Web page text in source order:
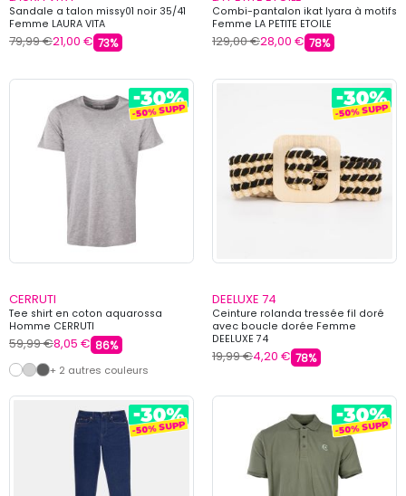
Sandale a talon missy01 noir 35/41
Femme LAURA VITA
79,99 €21,00 € 73%
Combi-pantalon ikat lyara à motifs
Femme LA PETITE ETOILE
129,00 €28,00 € 78%
CERRUTI
Tee shirt en coton aquarossa
Homme CERRUTI
59,99 €8,05 € 86%
+ 2 autres couleurs
DEELUXE 74
Ceinture rolanda tressée fil doré
avec boucle dorée Femme
DEELUXE 74
19,99 €4,20 € 78%